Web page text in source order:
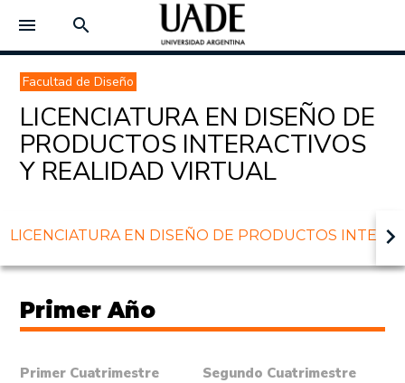
menu search
Facultad de Diseño
LICENCIATURA EN DISEÑO DE
PRODUCTOS INTERACTIVOS
Y REALIDAD VIRTUAL
LICENCIATURA EN DISEÑO DE PRODUCTOS keyboard_arrow_right
Primer Año
Primer Cuatrimestre Segundo Cuatrimestre